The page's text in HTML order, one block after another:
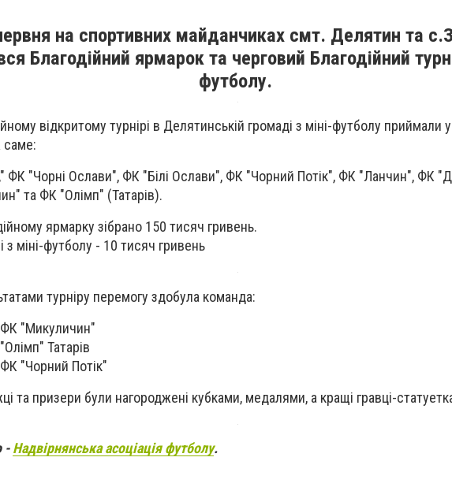
на спортивних майданчиках смт. Делятин та
Благодійний ярмарок та черговий Благодійний
футболу.
відкритому турнірі в Делятинській громаді з міні-футболу приймали
саме:
ФК "Чорні Ослави", ФК "Білі Ослави", ФК "Чорний Потік", ФК "Ланчин", ФК
та ФК "Олімп" (Татарів).
ярмарку зібрано 150 тисяч гривень.
з міні-футболу - 10 тисяч гривень
турніру перемогу здобула команда:
"Микуличин"
Татарів
"Чорний Потік"
та призери були нагороджені кубками, медалями, а кращі гравці-
-Надвірнянська асоціація футболу.